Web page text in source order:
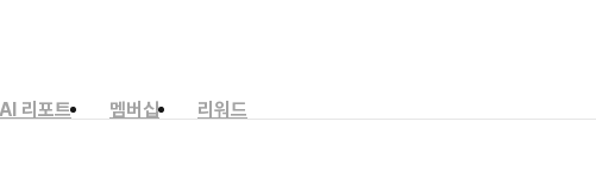
AI 리포트 멤버십
리워드